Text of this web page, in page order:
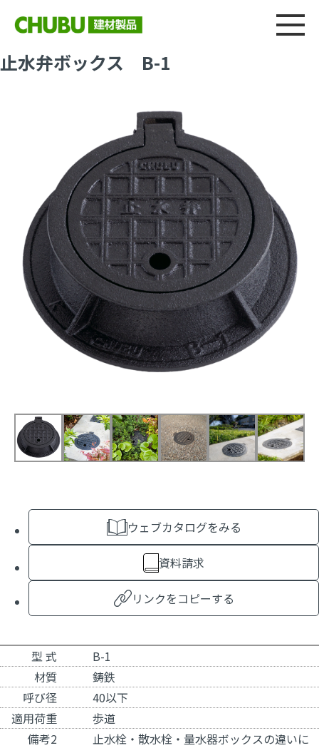
総合
止水弁ボックス B-1
ウェブカタログをみる
資料請求
リンクをコピーする
型 式
B-1
材質
鋳鉄
呼び径
40以下
適用荷重
歩道
備考2
止水栓・散水栓・量水器ボックスの違いに